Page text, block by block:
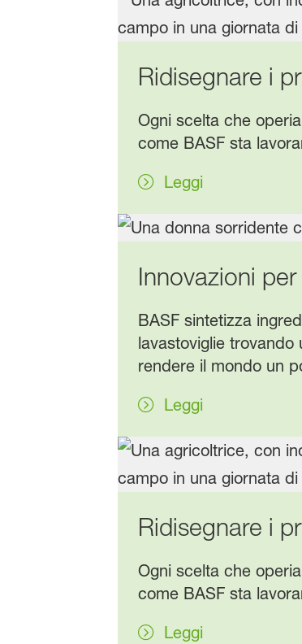
Ridisegnare i
Ogni scelta che
come BASF sta
Leggi
Innovazioni
BASF sintetizza
lavastoviglie
rendere il mondo un
Leggi
Ridisegnare i
Ogni scelta che
come BASF sta
Leggi